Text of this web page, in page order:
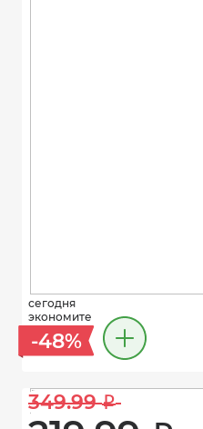
сегодня
экономите
-48%
349.99 i